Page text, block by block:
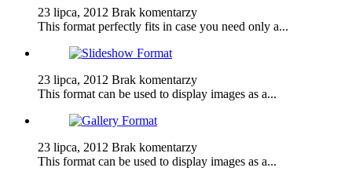
23 lipca, 2012 Brak komentarzy
This format perfectly fits in case you need only a...
23 lipca, 2012 Brak komentarzy
This format can be used to display images as a...
23 lipca, 2012 Brak komentarzy
This format can be used to display images as a...